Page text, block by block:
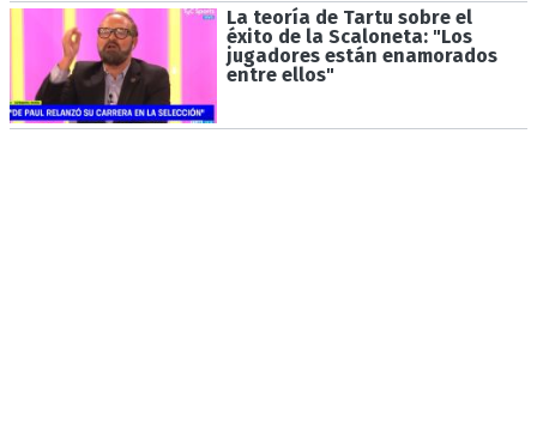
La teoría de Tartu sobre el
éxito de la Scaloneta: "Los
jugadores están enamorados
entre ellos"